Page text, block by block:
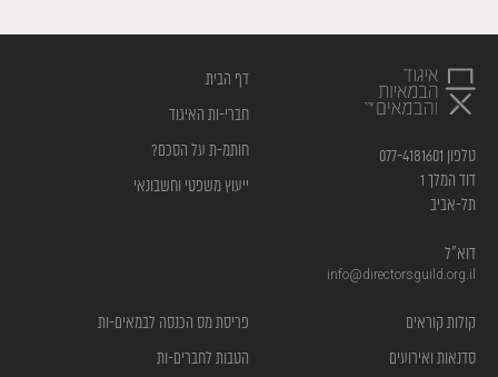
טלפון 077-4181601
דוד המלך 1
תל-אביב
דוא”ל
info@directorsguild.org.il
דף הבית
חברי-ות האיגוד
חותמ-ת על הסכם?
ייעוץ משפטי וחשבונאי
קולות קוראים
סדנאות ואירועים
פריסת מס הכנסה לבמאים-ות
הטבות לחברים-ות